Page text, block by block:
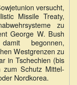
versucht,
Missile Treaty,
zu
George W. Bush
begonnen,
Westgrenzen zu
in Tschechien (bis
zum Schutz Mittel-
Nordkorea.